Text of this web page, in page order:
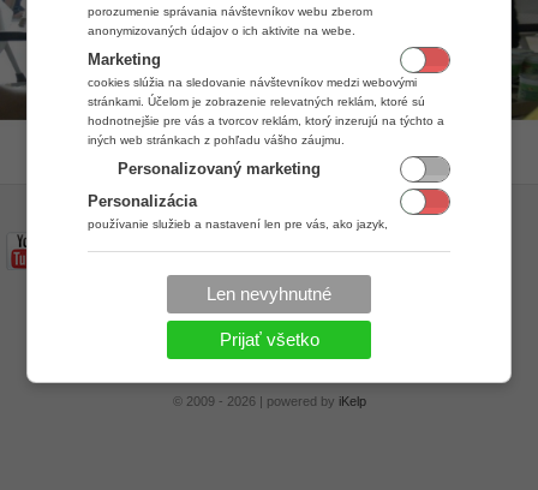
porozumenie správania návštevníkov webu zberom
anonymizovaných údajov o ich aktivite na webe.
Marketing
cookies slúžia na sledovanie návštevníkov medzi webovými
stránkami. Účelom je zobrazenie relevatných reklám, ktoré sú
hodnotnejšie pre vás a tvorcov reklám, ktorý inzerujú na týchto a
iných web stránkach z pohľadu vášho záujmu.
Personalizovaný marketing
Personalizácia
používanie služieb a nastavení len pre vás, ako jazyk,
Len nevyhnutné
Prijať všetko
© 2009 - 2026 | powered by iKelp